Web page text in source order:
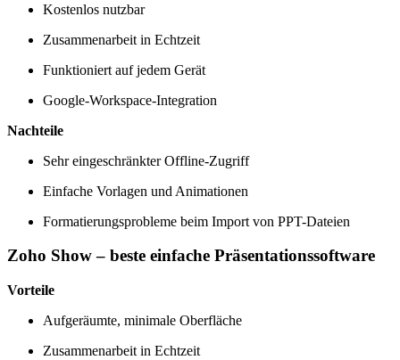
Kostenlos nutzbar
Zusammenarbeit in Echtzeit
Funktioniert auf jedem Gerät
Google-Workspace-Integration
Nachteile
Sehr eingeschränkter Offline-Zugriff
Einfache Vorlagen und Animationen
Formatierungsprobleme beim Import von PPT-Dateien
Zoho Show – beste einfache Präsentationssoftware
Vorteile
Aufgeräumte, minimale Oberfläche
Zusammenarbeit in Echtzeit